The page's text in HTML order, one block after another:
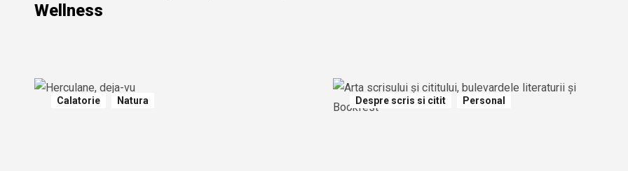
Wellness
Calatorie Natura Despre scris si citit Personal